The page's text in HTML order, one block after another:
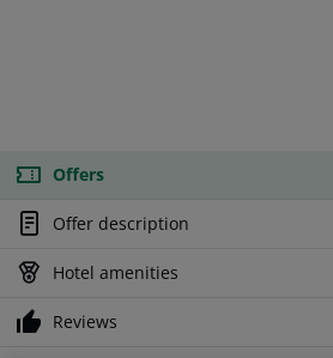
Offers
Offer description
Hotel amenities
Reviews